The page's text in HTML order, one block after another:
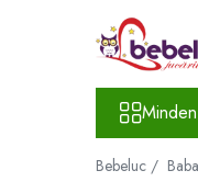
Minden termék
Játékok életkor szerint
Építő készletek
Bebeluc /